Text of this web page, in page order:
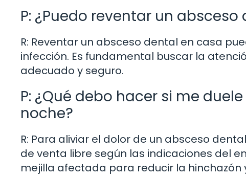
P: ¿Puedo reventar un
R: Reventar un absceso dental en casa
infección. Es fundamental buscar la
adecuado y seguro.
P: ¿Qué debo hacer si me
noche?
R: Para aliviar el dolor de un absceso
de venta libre según las indicaciones del
mejilla afectada para reducir la hinchazón